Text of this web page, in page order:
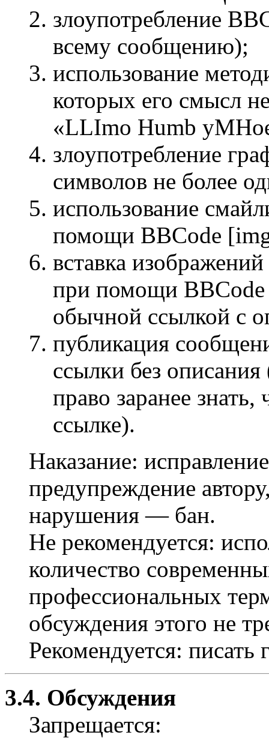
злоупотребление
всему сообщению);
использование
которых его смысл
«LLImo Humb
злоупотребление
символов не более
использование
помощи BBCode
вставка
при помощи BBCode
обычной ссылкой с
публикация
ссылки без
право заранее
ссылке).
Наказание:
предупреждение
нарушения — бан.
Не рекомендуется:
количество
профессиональных
обсуждения этого не
Рекомендуется: писать
3.4. Обсуждения
Запрещается: